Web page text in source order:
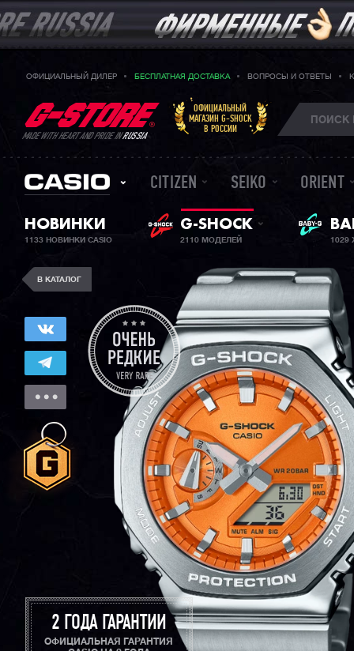
ОФИЦИАЛЬНЫЙ ДИЛЕР БЕСПЛАТНАЯ ДОСТАВКА ВОПРОСЫ И ОТВЕТЫ
MADE WITH HEART AND PRIDE INRUSSIA
ОФИЦИАЛЬНЫЙ
МАГАЗИН G-SHOCK
В РОССИИ
CITIZEN SEIKO ORIENT
НОВИНКИ
1133 НОВИНКИ CASIO
G-SHOCK
2110 МОДЕЛЕЙ 1029
В КАТАЛОГ
2 ГОДА ГАРАНТИИ
ОФИЦИАЛЬНАЯ ГАРАНТИЯ